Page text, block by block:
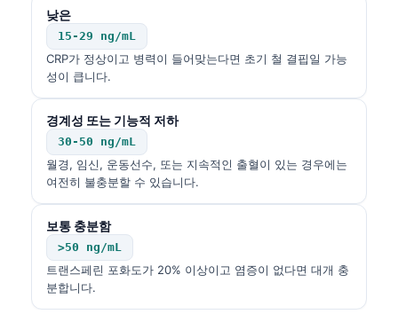
낮은
15-29 ng/mL
CRP가 정상이고 병력이 들어맞는다면 초기 철 결핍일 가능
성이 큽니다.
경계성 또는 기능적 저하
30-50 ng/mL
월경, 임신, 운동선수, 또는 지속적인 출혈이 있는 경우에는
여전히 불충분할 수 있습니다.
보통 충분함
>50 ng/mL
트랜스페린 포화도가 20% 이상이고 염증이 없다면 대개 충
분합니다.